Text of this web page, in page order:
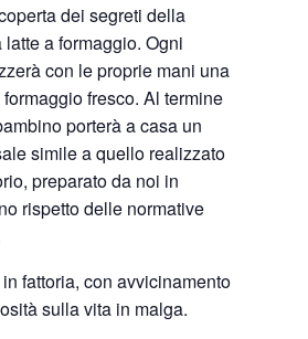
dei segreti della
a formaggio. Ogni
con le proprie mani una
fresco. Al termine
porterà a casa un
simile a quello realizzato
preparato da noi in
rispetto delle normative
fattoria, con avvicinamento
sulla vita in malga.